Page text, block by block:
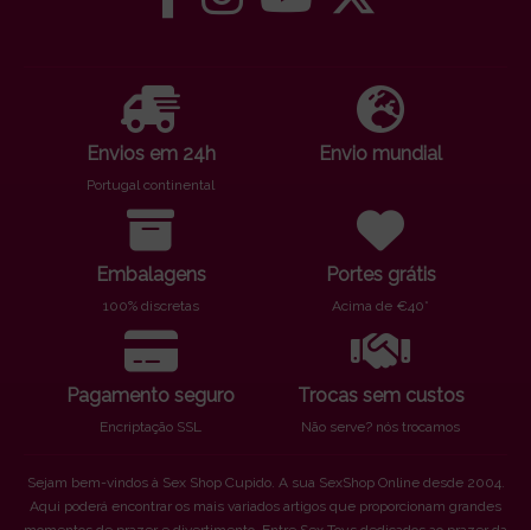
Envios em 24h
Portugal continental
Envio mundial
Embalagens
100% discretas
Portes grátis
Acima de €40*
Pagamento seguro
Encriptação SSL
Trocas sem custos
Não serve? nós trocamos
Sejam bem-vindos à Sex Shop Cupido. A sua SexShop Online desde 2004.
Aqui poderá encontrar os mais variados artigos que proporcionam grandes